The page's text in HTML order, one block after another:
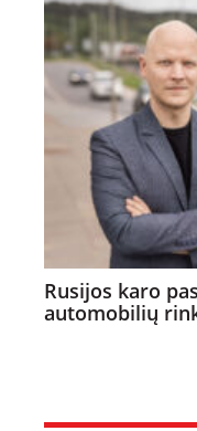
Rusijos karo
automobilių